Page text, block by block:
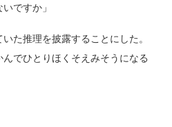
ですか」
た推理を披露することにした。
でひとりほくそえみそうになる